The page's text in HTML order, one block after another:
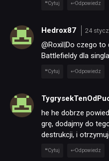
Cytuj Odpowiedz
Hedrox87 24
@Roxil|Do czego to
Battlefieldy dla
Cytuj Odpowiedz
he he dobrze
grę, dodajmy do
destrukcji, i
Cytuj Odpowiedz